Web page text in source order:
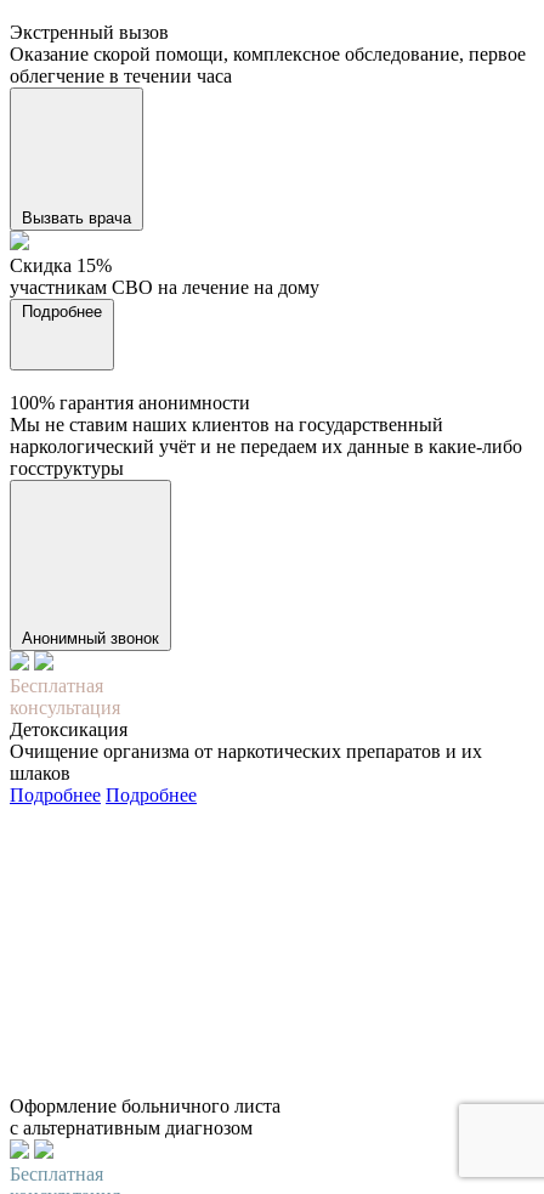
Экстренный вызов
Оказание скорой помощи, комплексное обследование, первое
облегчение в течении часа
Вызвать врача
Cкидка 15%
участникам СВО на лечение на дому
Подробнее
100% гарантия анонимности
Мы не ставим наших клиентов на государственный
наркологический учёт и не передаем их данные в какие-либо
госструктуры
Анонимный звонок
Бесплатная
консультация
Детоксикация
Очищение организма от наркотических препаратов и их
шлаков
Подробнее Подробнее
Оформление больничного листа
с альтернативным диагнозом
Бесплатная